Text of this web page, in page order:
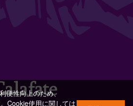
便性向上のため、
Cookie使用に関しては